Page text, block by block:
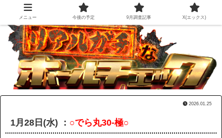
2026.01.25
1月28日(水) ： ○でら丸30-極○
メニュー 今後の予定 9月調査記事 X(エックス)